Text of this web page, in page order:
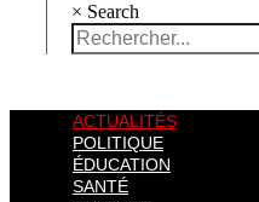
× Search
ACTUALITÉS
POLITIQUE
ÉDUCATION
SANTÉ